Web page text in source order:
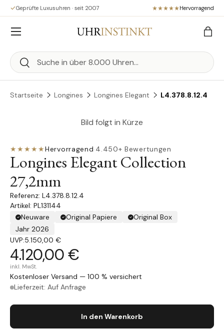
Direkt zum Inhalt
Geprüfte Luxusuhren · seit 2007 Hervorragend
Suchen
Suchen
Menü
Startseite Longines Longines Elegant L4.378.8.12.4
Bild folgt in Kürze
★★★★★Hervorragend·4.450+ Bewertungen
Longines Elegant Collection
27,2mm
L4.378.8.12.4
Artikel: PL131144
Neuware
Original Papiere
Original Box
Jahr 2026
UVP:5.150,00 €
4.120,00 €
inkl. MwSt.
Kostenloser Versand — 100 % versichert
Lieferzeit: Auf Anfrage
In den Warenkorb